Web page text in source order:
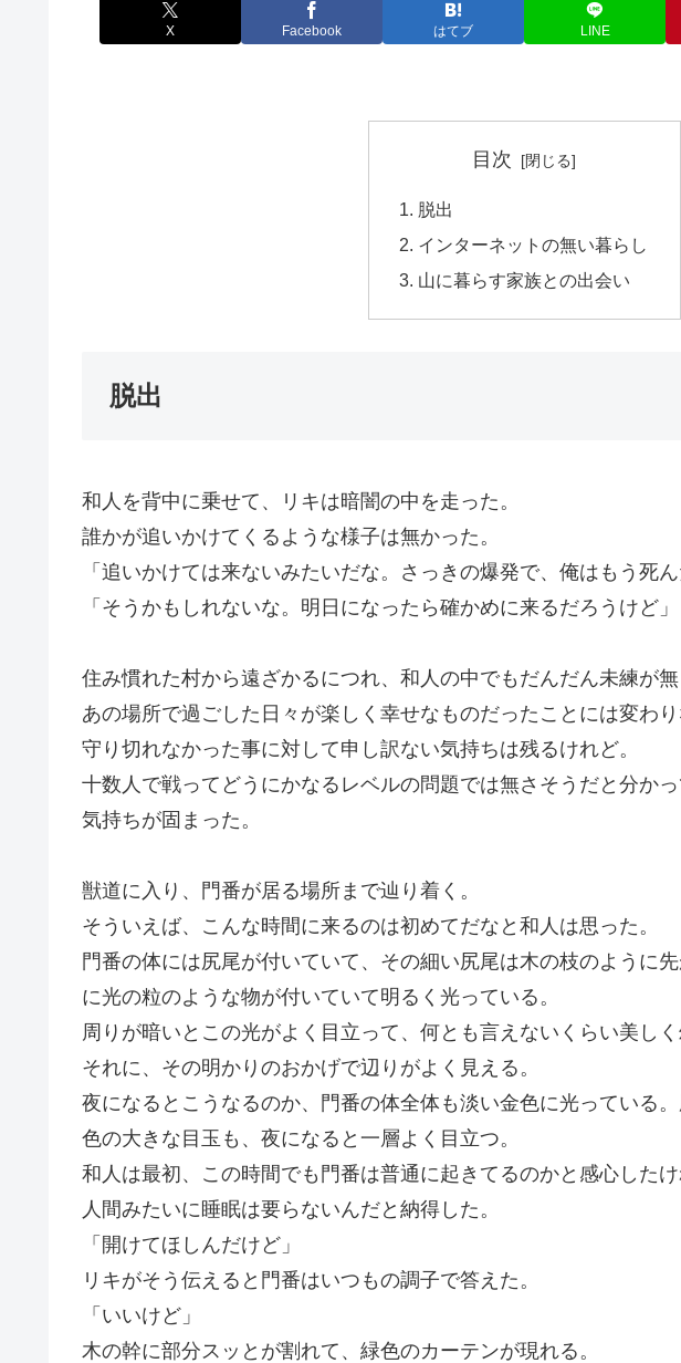
X Facebook はてブ LINE
目次
脱出
インターネットの無い暮らし
山に暮らす家族との出会い
脱出
和人を背中に乗せて、リキは暗闇の中を走った。
誰かが追いかけてくるような様子は無かった。
「追いかけては来ないみたいだな。さっきの爆発で、俺はもう死
「そうかもしれないな。明日になったら確かめに来るだろうけど」
住み慣れた村から遠ざかるにつれ、和人の中でもだんだん未練が無
あの場所で過ごした日々が楽しく幸せなものだったことには変わ
守り切れなかった事に対して申し訳ない気持ちは残るけれど。
十数人で戦ってどうにかなるレベルの問題では無さそうだと分か
気持ちが固まった。
獣道に入り、門番が居る場所まで辿り着く。
そういえば、こんな時間に来るのは初めてだなと和人は思った。
門番の体には尻尾が付いていて、その細い尻尾は木の枝のように
に光の粒のような物が付いていて明るく光っている。
周りが暗いとこの光がよく目立って、何とも言えないくらい美しく
それに、その明かりのおかげで辺りがよく見える。
夜になるとこうなるのか、門番の体全体も淡い金色に光っている
色の大きな目玉も、夜になると一層よく目立つ。
和人は最初、この時間でも門番は普通に起きてるのかと感心した
人間みたいに睡眠は要らないんだと納得した。
「開けてほしんだけど」
リキがそう伝えると門番はいつもの調子で答えた。
「いいけど」
木の幹に部分スッとが割れて、緑色のカーテンが現れる。